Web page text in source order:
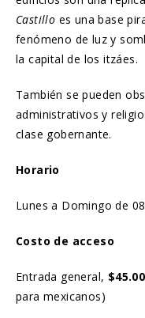
Castillo es una base
fenómeno de luz y
la capital de los itzáes.
También se pueden
administrativos y
clase gobernante.
Horario
Lunes a Domingo de
Costo de acceso
Entrada general,
para mexicanos)